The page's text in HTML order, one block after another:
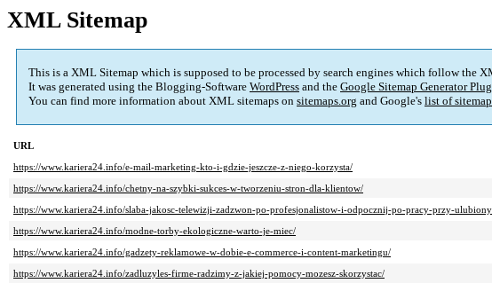
XML Sitemap
This is a XML Sitemap which is supposed to be processed by search engines which follow the
It was generated using the Blogging-Software WordPress and the Google Sitemap Generator
You can find more information about XML sitemaps on sitemaps.org and Google's list of
URL
https://www.kariera24.info/e-mail-marketing-kto-i-gdzie-jeszcze-z-niego-korzysta/
https://www.kariera24.info/chetny-na-szybki-sukces-w-tworzeniu-stron-dla-klientow/
https://www.kariera24.info/slaba-jakosc-telewizji-zadzwon-po-profesjonalistow-i-odpocznij-po-pracy-przy-
https://www.kariera24.info/modne-torby-ekologiczne-warto-je-miec/
https://www.kariera24.info/gadzety-reklamowe-w-dobie-e-commerce-i-content-marketingu/
https://www.kariera24.info/zadluzyles-firme-radzimy-z-jakiej-pomocy-mozesz-skorzystac/